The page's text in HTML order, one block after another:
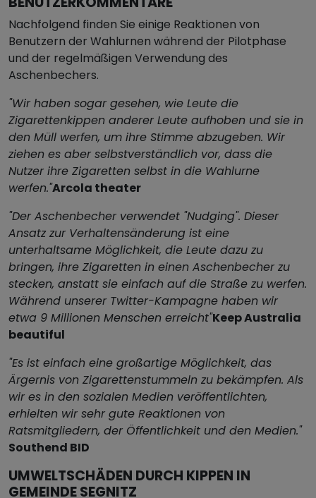
Nachfolgend finden Sie einige Reaktionen von
Benutzern der Wahlurnen während der Pilotphase
und der regelmäßigen Verwendung des
Aschenbechers.
"Wir haben sogar gesehen, wie Leute die
Zigarettenkippen anderer Leute aufhoben und sie in
den Müll werfen, um ihre Stimme abzugeben. Wir
ziehen es aber selbstverständlich vor, dass die
Nutzer ihre Zigaretten selbst in die Wahlurne
werfen."Arcola theater
"Der Aschenbecher verwendet "Nudging". Dieser
Ansatz zur Verhaltensänderung ist eine
unterhaltsame Möglichkeit, die Leute dazu zu
bringen, ihre Zigaretten in einen Aschenbecher zu
stecken, anstatt sie einfach auf die Straße zu werfen.
Während unserer Twitter-Kampagne haben wir
etwa 9 Millionen Menschen erreicht"Keep Australia
beautiful
"Es ist einfach eine großartige Möglichkeit, das
Ärgernis von Zigarettenstummeln zu bekämpfen. Als
wir es in den sozialen Medien veröffentlichten,
erhielten wir sehr gute Reaktionen von
Ratsmitgliedern, der Öffentlichkeit und den Medien."
Southend BID
UMWELTSCHÄDEN DURCH KIPPEN IN
GEMEINDE SEGNITZ